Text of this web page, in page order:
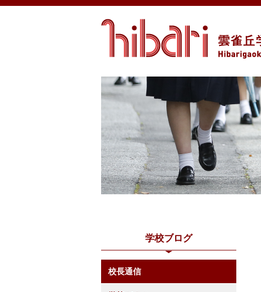
学校ブログ
校長通信